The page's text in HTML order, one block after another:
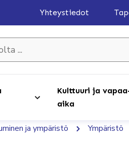
Yhteystiedot
Kulttuuri ja
aika
ja ympäristö Ympäristö